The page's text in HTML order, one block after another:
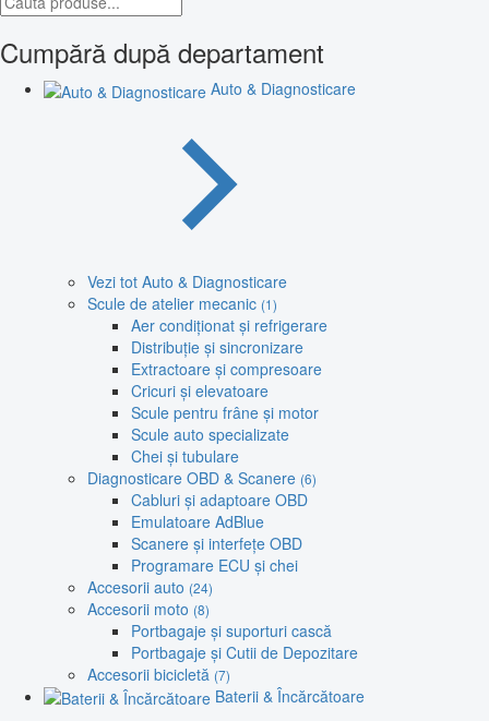
Cumpără după departament
Auto & Diagnosticare
Vezi tot Auto & Diagnosticare
Scule de atelier mecanic (1)
Aer condiționat și refrigerare
Distribuție și sincronizare
Extractoare și compresoare
Cricuri și elevatoare
Scule pentru frâne și motor
Scule auto specializate
Chei și tubulare
Diagnosticare OBD & Scanere (6)
Cabluri și adaptoare OBD
Emulatoare AdBlue
Scanere și interfețe OBD
Programare ECU și chei
Accesorii auto (24)
Accesorii moto (8)
Portbagaje și suporturi cască
Portbagaje și Cutii de Depozitare
Accesorii bicicletă (7)
Baterii & Încărcătoare